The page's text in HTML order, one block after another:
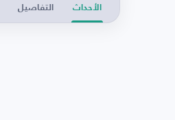
الأحداث التفاصيل